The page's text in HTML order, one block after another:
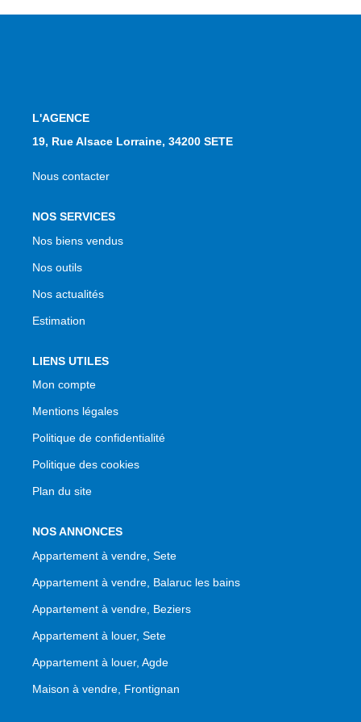
L'AGENCE
19, Rue Alsace Lorraine, 34200 SETE
Nous contacter
NOS SERVICES
Nos biens vendus
Nos outils
Nos actualités
Estimation
LIENS UTILES
Mon compte
Mentions légales
Politique de confidentialité
Politique des cookies
Plan du site
NOS ANNONCES
Appartement à vendre, Sete
Appartement à vendre, Balaruc les bains
Appartement à vendre, Beziers
Appartement à louer, Sete
Appartement à louer, Agde
Maison à vendre, Frontignan